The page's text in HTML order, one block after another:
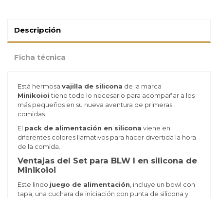
Descripción
Ficha técnica
Está hermosa vajilla de silicona de la marca
Minikoioitiene todo lo necesario para acompañar a los
más pequeños en su nueva aventura de primeras
comidas.
El pack de alimentación en silicona viene en
diferentes colores llamativos para hacer divertida la hora
de la comida.
Ventajas del Set para BLW I en silicona de
Minikoioi
Este lindo juego de alimentación , incluye un bowl con
tapa, una cuchara de iniciación con punta de silicona y